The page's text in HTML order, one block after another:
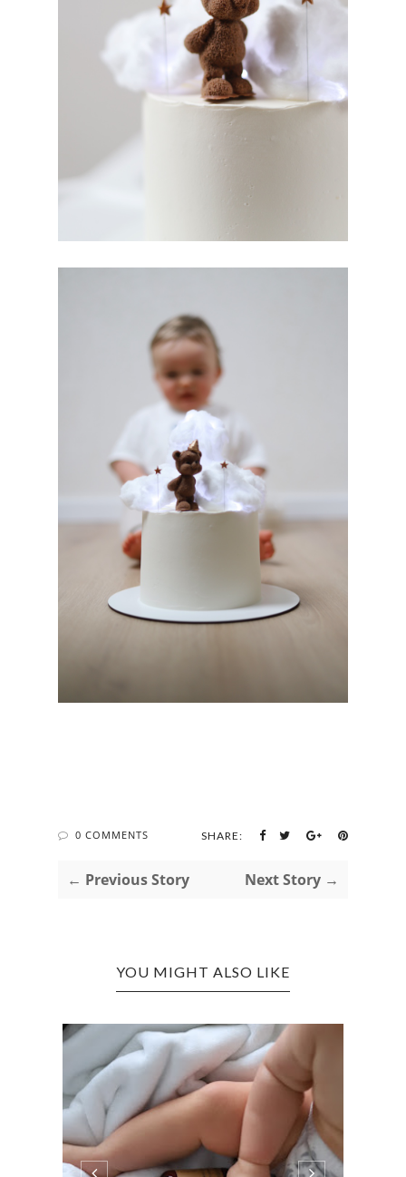
0 COMMENTS SHARE:
← Previous Story Next Story →
YOU MIGHT ALSO LIKE